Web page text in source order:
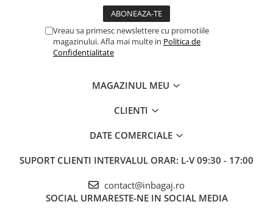
Vreau sa primesc newslettere cu promotiile
magazinului. Afla mai multe in Politica de
Confidentialitate
MAGAZINUL MEU
CLIENTI
DATE COMERCIALE
SUPORT CLIENTI INTERVALUL ORAR: L-V 09:30 - 17:00
contact@inbagaj.ro
SOCIAL URMARESTE-NE IN SOCIAL MEDIA